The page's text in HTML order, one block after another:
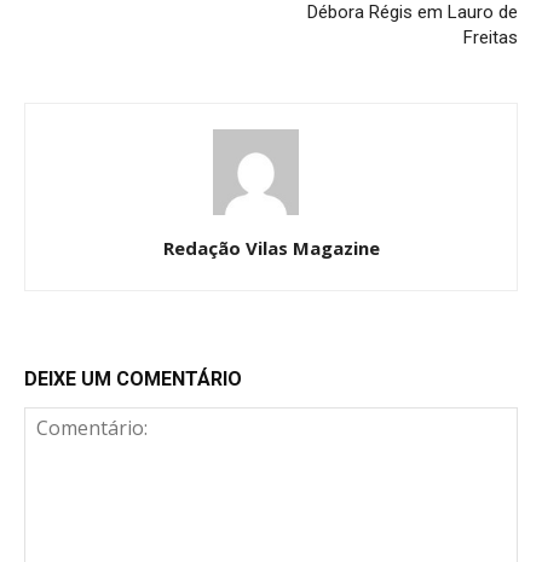
Débora Régis em Lauro de
Freitas
Redação Vilas Magazine
DEIXE UM COMENTÁRIO